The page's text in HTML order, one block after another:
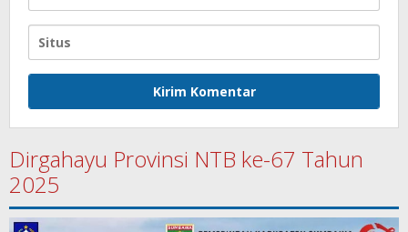
Dirgahayu Provinsi NTB ke-67 Tahun
2025